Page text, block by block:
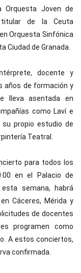
Joven de
titular de la Ceuta
Orquesta Sinfónica
Ciudad de Granada.
docente y
años de formación y
lleva asentada en
como Laví e
su propio estudio de
Teatral.
para todos los
en el Palacio de
semana, habrá
Cáceres, Mérida y
de docentes
programen como
A estos conciertos,
confirmada.